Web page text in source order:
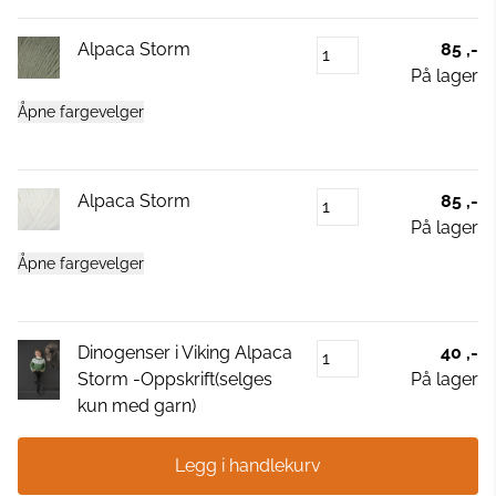
Alpaca Storm
85 ,-
På lager
Åpne fargevelger
Alpaca Storm
85 ,-
På lager
Åpne fargevelger
Dinogenser i Viking Alpaca
Storm -Oppskrift(selges
kun med garn)
40 ,-
På lager
Legg i handlekurv